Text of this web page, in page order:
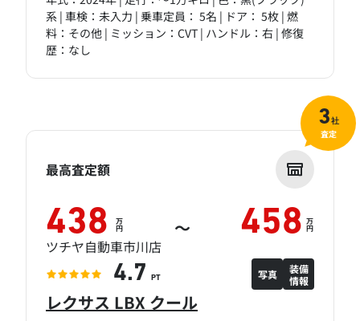
系 | 車検：未入力 | 乗車定員： 5名 | ドア： 5枚 | 燃
料：その他 | ミッション：CVT | ハンドル：右 | 修復
歴：なし
レクサス LBX クール
最高査定額
438 万
円 ～ 458 万
円
ツチヤ自動車市川店
4.7 PT 写真
装備
情報
3社
査定